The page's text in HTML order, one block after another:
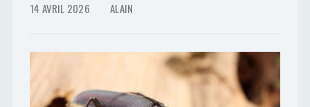
14 AVRIL 2026 ALAIN